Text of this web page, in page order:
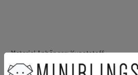
Material Anhänger: Kunststoff
Haken und Ösen: versilbert